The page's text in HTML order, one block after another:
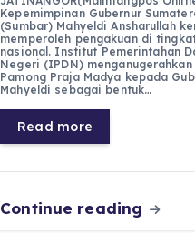
c
e
b
o
o
k
a
ts
A
p
p
e
g
r
a
m
ss
e
n
l
Kepemimpinan Gubernur
(Sumbar) Mahyeldi Ansharullah
memperoleh pengakuan di
nasional. Institut Pemerintahan
Negeri (IPDN)
Pamong Praja Madya kepada
Mahyeldi sebagai bentuk…
Read more
Continue reading